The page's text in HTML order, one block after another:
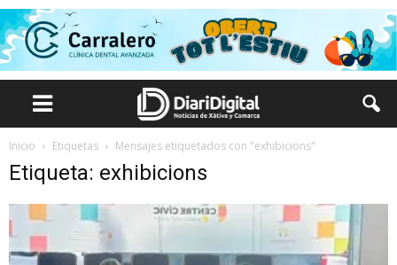
Inicio Etiquetas Mensajes etiquetados con "exhibicions"
Etiqueta: exhibicions